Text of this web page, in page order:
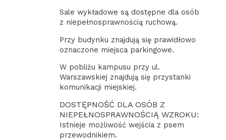
Sale wykładowe są dostępne dla osób
z niepełnosprawnością ruchową.
Przy budynku znajdują się prawidłowo
oznaczone miejsca parkingowe.
W pobliżu kampusu przy ul.
Warszawskiej znajdują się przystanki
komunikacji miejskiej.
DOSTĘPNOŚĆ DLA OSÓB Z
NIEPEŁNOSPRAWNOŚCIĄ WZROKU:
Istnieje możliwość wejścia z psem
przewodnikiem.